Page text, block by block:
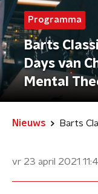
Programma
Barts
Days van
Mental
Nieuws
vr 23 april 2021